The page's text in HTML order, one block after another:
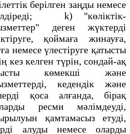
берiлген заңды немесе
k) "көлiктiк-
деген жүктердi
қоймаға жинауға,
немесе үлестiруге қатысты
кез келген түрiн, сондай-ақ
көмекшi және
кедендiк және
қоса алғанда, бiрақ
ресми мәлiмдеудi,
қамтамасыз етудi,
алуды немесе оларды